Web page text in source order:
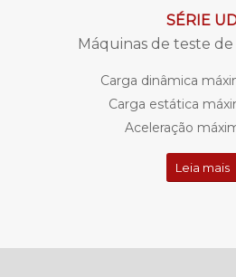
SÉRIE
Máquinas de teste
Carga dinâmica
Carga estática
Aceleração
Leia mais